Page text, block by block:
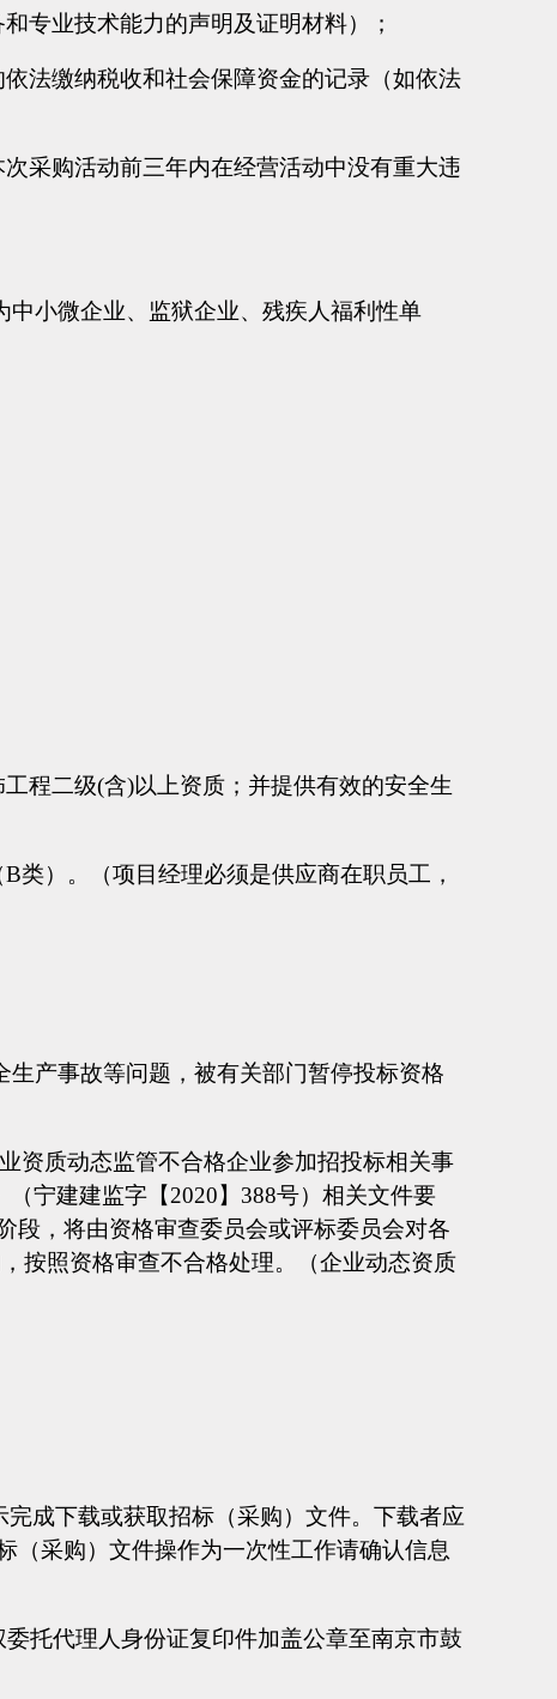
专业技术能力的声明及证明材料）；
法缴纳税收和社会保障资金的记录（如依法
采购活动前三年内在经营活动中没有重大违
小微企业、监狱企业、残疾人福利性单
程二级(含)以上资质；并提供有效的安全生
类）。（项目经理必须是供应商在职员工，
产事故等问题，被有关部门暂停投标资格
资质动态监管不合格企业参加招投标相关事
宁建建监字【2020】388号）相关文件要
段，将由资格审查委员会或评标委员会对各
按照资格审查不合格处理。（企业动态资质
成下载或获取招标（采购）文件。下载者应
（采购）文件操作为一次性工作请确认信息
托代理人身份证复印件加盖公章至南京市鼓